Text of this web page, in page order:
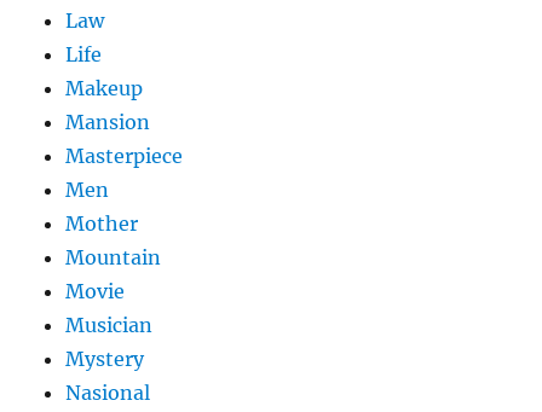
Law
Life
Makeup
Mansion
Masterpiece
Men
Mother
Mountain
Movie
Musician
Mystery
Nasional